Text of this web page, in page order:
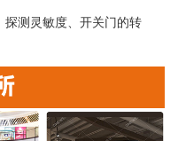
探测灵敏度、开关门的转